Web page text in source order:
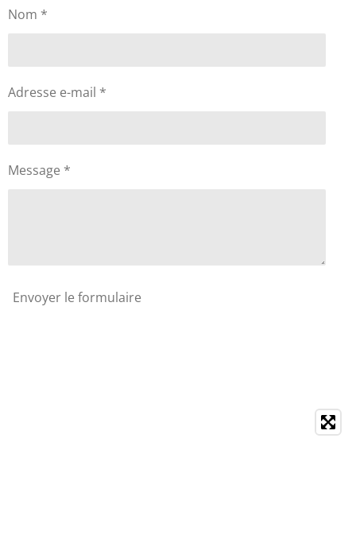
Nom *
Adresse e-mail *
Message *
Envoyer le formulaire